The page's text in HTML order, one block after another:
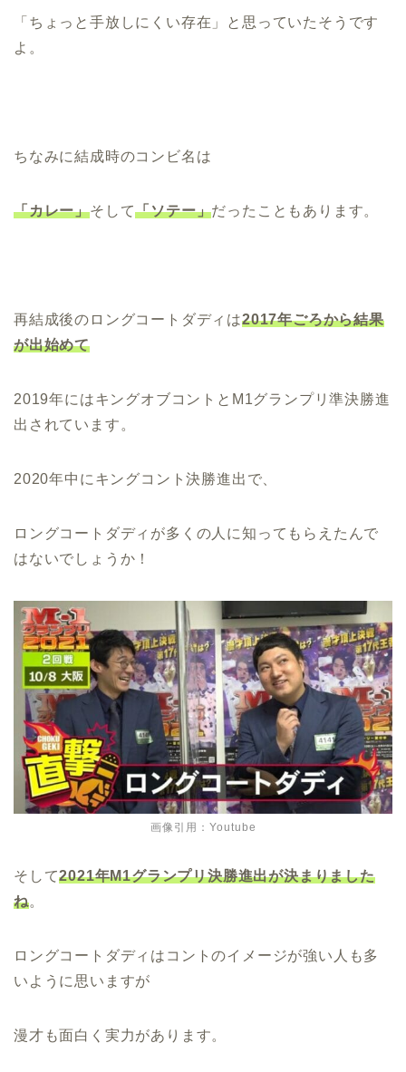
「ちょっと手放しにくい存在」と思っていたそうです
よ。
ちなみに結成時のコンビ名は
「カレー」そして「ソテー」だったこともあります。
再結成後のロングコートダディは2017年ごろから結果
が出始めて
2019年にはキングオブコントとM1グランプリ準決勝進
出されています。
2020年中にキングコント決勝進出で、
ロングコートダディが多くの人に知ってもらえたんで
はないでしょうか！
画像引用：Youtube
そして2021年M1グランプリ決勝進出が決まりました
ね。
ロングコートダディはコントのイメージが強い人も多
いように思いますが
漫才も面白く実力があります。